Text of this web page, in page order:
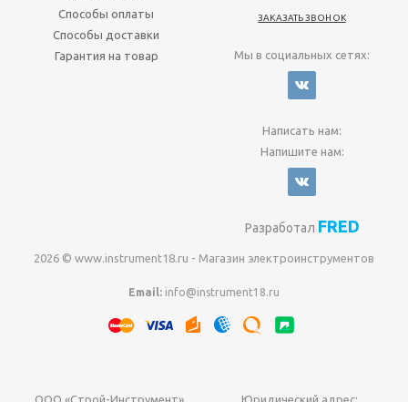
Способы оплаты
Способы доставки
Гарантия на товар
ЗАКАЗАТЬ ЗВОНОК
Мы в социальных сетях:
Написать нам:
Напишите нам:
Разработал FRED
2026 © www.instrument18.ru - Магазин электроинструментов
Email: info@instrument18.ru
ООО «Строй-Инструмент» Юридический адрес: